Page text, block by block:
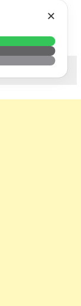
✕